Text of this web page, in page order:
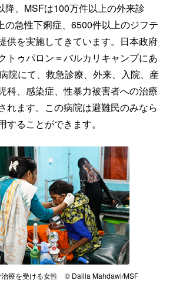
治療を受ける女性 © Dalila Mahdawi/MSF
降、MSFは100万件以上の外来診
の急性下痢症、6500件以上のジフテ
供を実施してきています。日本政府
トゥパロン＝バルカリキャンプにあ
院にて、救急診療、外来、入院、産
科、感染症、性暴力被害者への治療
れます。この病院は避難民のみなら
することができます。